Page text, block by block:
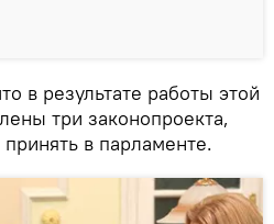
в результате работы этой
три законопроекта,
в парламенте.